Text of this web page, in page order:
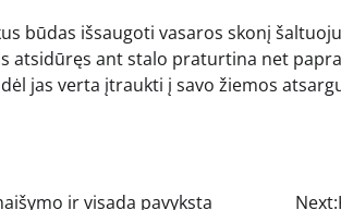
būdas išsaugoti vasaros skonį
atsidūręs ant stalo praturtina net
jas verta įtraukti į savo žiemos
ir visada pavyksta Next: